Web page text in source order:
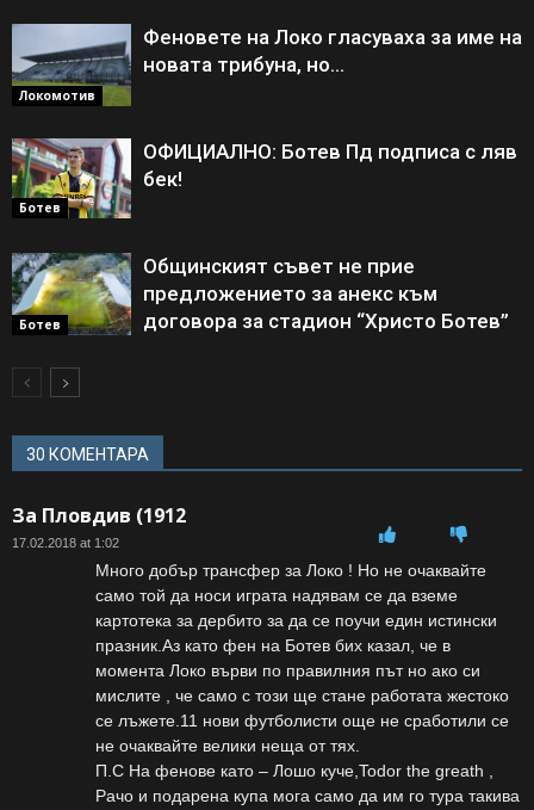
Локомотив
Феновете на Локо гласуваха за име на
новата трибуна, но…
Ботев
ОФИЦИАЛНО: Ботев Пд подписа с ляв
бек!
Ботев
Общинският съвет не прие
предложението за анекс към
договора за стадион “Христо Ботев”
30 КОМЕНТАРА
За Пловдив (1912
17.02.2018 at 1:02
Много добър трансфер за Локо ! Но не очаквайте
само той да носи играта надявам се да вземе
картотека за дербито за да се поучи един истински
празник.Аз като фен на Ботев бих казал, че в
момента Локо върви по правилния път но ако си
мислите , че само с този ще стане работата жестоко
се лъжете.11 нови футболисти още не сработили се
не очаквайте велики неща от тях.
П.С На фенове като – Лошо куче,Todor the greath ,
Рачо и подарена купа мога само да им го тура такива